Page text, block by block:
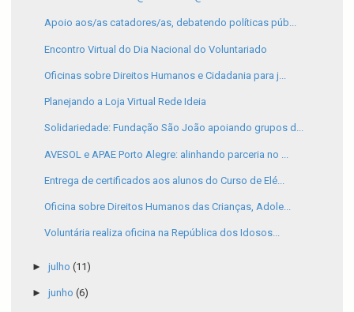
Apoio aos/as catadores/as, debatendo políticas púb...
Encontro Virtual do Dia Nacional do Voluntariado
Oficinas sobre Direitos Humanos e Cidadania para j...
Planejando a Loja Virtual Rede Ideia
Solidariedade: Fundação São João apoiando grupos d...
AVESOL e APAE Porto Alegre: alinhando parceria no ...
Entrega de certificados aos alunos do Curso de Elé...
Oficina sobre Direitos Humanos das Crianças, Adole...
Voluntária realiza oficina na República dos Idosos...
► julho (11)
► junho (6)